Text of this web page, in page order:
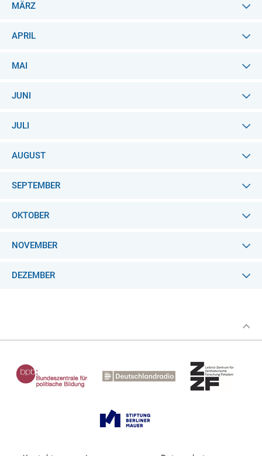
MÄRZ
APRIL
MAI
JUNI
JULI
AUGUST
SEPTEMBER
OKTOBER
NOVEMBER
DEZEMBER